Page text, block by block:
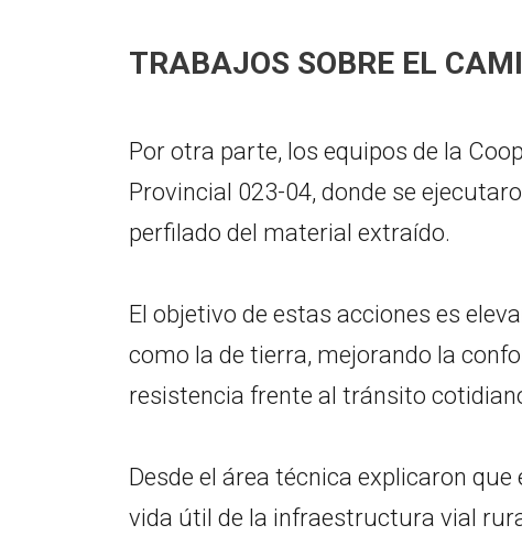
TRABAJOS SOBRE EL
Por otra parte, los equipos de la
Provincial 023-04, donde se
perfilado del material extraído.
El objetivo de estas acciones es
como la de tierra, mejorando la
resistencia frente al tránsito
Desde el área técnica explicaron
vida útil de la infraestructura vial